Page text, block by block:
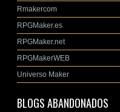
Rmakercom
RPGMaker.es
RPGMaker.net
RPGMakerWEB
Universo Maker
BLOGS ABANDONADOS